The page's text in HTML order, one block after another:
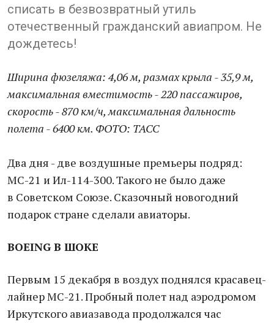
списать в безвозвратный утиль
отечественный гражданский авиапром. Не
дождетесь!
Ширина фюзеляжа: 4,06 м, размах крыла - 35,9 м,
максимальная вместимость - 220 пассажиров,
скорость - 870 км/ч, максимальная дальность
полета - 6400 км. ФОТО: ТАСС
Два дня - две воздушные премьеры подряд:
МС-21 и Ил-114-300. Такого не было даже
в Советском Союзе. Сказочный новогодний
подарок стране сделали авиаторы.
BOEING В ШОКЕ
Первым 15 декабря в воздух поднялся красавец-
лайнер МС-21. Пробный полет над аэродромом
Иркутского авиазавода продолжался час